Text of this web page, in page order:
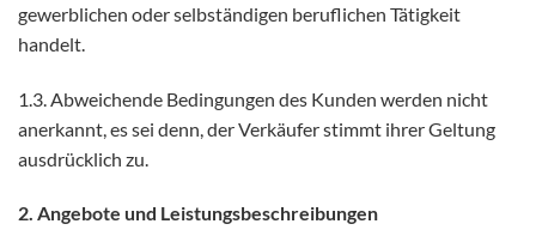
gewerblichen oder selbständigen beruflichen Tätigkeit
handelt.
1.3. Abweichende Bedingungen des Kunden werden nicht
anerkannt, es sei denn, der Verkäufer stimmt ihrer Geltung
ausdrücklich zu.
2. Angebote und Leistungsbeschreibungen